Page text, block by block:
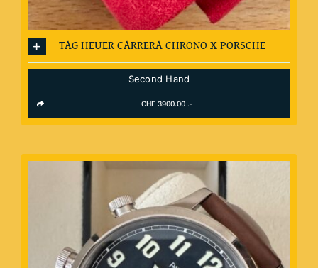
TAG HEUER CARRERA CHRONO X PORSCHE
Second Hand
CHF 3900.00 .-